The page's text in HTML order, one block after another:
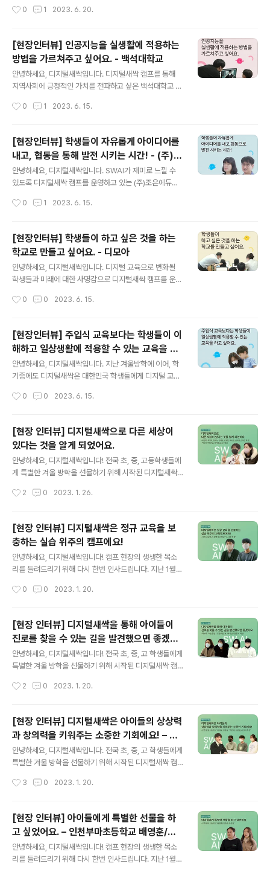
이미지 혹은 아래 링크를 클릭해주세요! ★콘텐츠 바로가
729 [부산대학교 디지털새싹 교육캠프 현장 인터뷰] 인성
과 사랑을 갖춘 강사진이 정확한 지식을 전 [부산대학교 디
지털새싹 교육캠프 현장 인터뷰] 인성과 사랑을 갖춘 강사
진이 정확한 지식을 전달하기 위해... blog.naver.com
0 1 2023. 6. 20.
[현장인터뷰] 인공지능을 실생활에 적용하는
방법을 가르쳐주고 싶어요. - 백석대학교
안녕하세요, 디지털새싹입니다. 디지털새싹 캠프를 통해
지역사회에 긍정적인 가치를 전파하고 싶은 백석대학교 인
크를 클릭해주세요! ★ 콘텐츠 바로가기 : https://blog.n
디지털새싹 교육캠프 현장 인터뷰] 인공지능을 실생활에
적용하는 방법을 가르쳐주 [백석대학교 디지털새싹 교육캠
프 현장 인터뷰] 인공지능을 실생활에 적용하는 방법을 가
르쳐주고 싶어요. ... blog.naver.com
0 1 2023. 6. 15.
[현장인터뷰] 학생들이 자유롭게 아이디어를
내고, 협동을 통해 발전 시키는 시간! - (주)조
은에듀테크
안녕하세요, 디지털새싹입니다. SWAI가 재미로 느낄 수
있도록 디지털새싹 캠프를 운영하고 있는 (주)조은에듀테
아래 링크를 클릭해주세요! ★ 콘텐츠 바로가기 : https://
은에듀테크 로봇타워 디지털새싹 교육캠프 현장 인터뷰]
학생들이 자유롭게 아이디어를 [(주)조은에듀테크 로봇타
워 디지털새싹 교육캠프 현장 인터뷰] 학생들이 자유롭게
아이디어를 내고, 협동... blog.naver.com
0 1 2023. 6. 15.
[현장인터뷰] 학생들이 하고 싶은 것을 하는
학교로 만들고 싶어요. - 디모아
안녕하세요, 디지털새싹입니다. 디지털 교육으로 변화될
학생들과 미래에 대한 사명감으로 디지털새싹 캠프를 운영
로 이미지 혹은 아래 링크를 클릭해주세요! ★ 콘텐츠 바로
4049 [디모아 저동초등학교 디지털새싹 교육캠프 현장
인터뷰] 학생들이 하고 싶은 것을 하는 학교를 [디모아 저
동초등학교 디지털새싹 교육캠프 현장 인터뷰] 학생들이
하고 싶은 것을 하는 학교를 만들고 싶... blog.naver.co
m
0 0 2023. 6. 15.
[현장인터뷰] 주입식 교육보다는 학생들이 이
해하고 일상생활에 적용할 수 있는 교육을 하
고 싶어요.
안녕하세요, 디지털새싹입니다. 지난 겨울방학에 이어, 학
기중에도 디지털새싹은 대한민국 학생들에게 디지털 교육
고 있습니다. 이번 디지털새싹 캠프에서는 어떻게 진행되
겠습니다. 궁금하시다면 지금 바로 이미지 혹은 아래 링크
를 클릭해주세요! ★ 콘텐츠 바로가기 : https://blog.nav
er.com/new_sac/223115233306 [어썸스쿨(컨소시
엄 글로랑) 지축초등학교 디지털새싹 교육캠프 현장 인터
뷰] 주입식 교육보다 [어썸스쿨(컨소시엄 글로랑) 지축초
다는 학생들이 ... blog.naver.com
0 0 2023. 6. 15.
[현장 인터뷰] 디지털새싹으로 다른 세상이
있다는 것을 알게 되었어요.
안녕하세요, 디지털새싹입니다! 전국 초, 중, 고등학생들에
게 특별한 겨울 방학을 선물하기 위해 시작된 디지털새싹
국에서 활발하게 진행되고 있습니다! 실제 캠프 현장의 생
여한 학교 관계자, 학생, 학부모님의 인터뷰를 소개합니다.
지난 1월 17일, 가천대학교에서 진행하는 집합형 프로그램
'아두이노로 식물 키워봐요!’ 와 ‘엔트리로 자동 자동차 코
딩해 봐요!’ 현장을 다녀왔어요! 가천대학교 디지털새싹 캠
프에 참여한 학생들과 학부모님들의 인터뷰 함께 읽어봐
기 계발의 원동력으로 삼겠다는 윤필영, 최현호 학생의 인
2 0 2023. 1. 26.
[현장 인터뷰] 디지털새싹은 정규 교육을 보
충하는 실습 위주의 캠프에요!
안녕하세요, 디지털새싹입니다! 캠프 현장의 생생한 목소
리를 들려드리기 위해 다시 한번 인사드립니다. 지난 1월 1
집합형 캠프 "인공지능 스피커" 캠프가 진행되었는데요. 오
교 김병식 선생님과 조지훈 학생의 인터뷰를 준비했습니
다. 아산고등학교 프로그래밍 동아리 '인크루트'에서 지도
교사 김병식 선생님의 지휘아래 모두 함께 디지털새싹 캠
프에 참여하게 되었다고 하는데요. 자세한 내용은 아래 영
상을 통해 확인해 보시죠! 아산고등학교의 김병식 선생님,
친숙한 형태로 다가가 소프트웨어·인공지능에 흥미를 가질
0 0 2023. 1. 20.
[현장 인터뷰] 디지털새싹을 통해 아이들이
진로를 찾을 수 있는 길을 발견했으면 좋겠어
요 – 학부모 이선영/조승희님, 박시현/장준서
학생-
안녕하세요, 디지털새싹입니다! 전국 초, 중, 고 학생들에게
특별한 겨울 방학을 선물하기 위해 시작된 디지털새싹 캠
에서 활발하게 진행되고 있습니다! 실제 캠프 현장의 생생
한 학교 관계자, 학생, 학부모님의 인터뷰를 소개해드리려
합니다. 지난 1월 11일, 화성 YBM 연수원에서 맘이랜서의
집합형 프로그램 ‘SW.AI 사이언스 챌린지 해커톤’의 첫번
째 캠프가 시작되었어요! 맘이랜서 디지털새싹 캠프에 참
여한 학생들과 학부모님들의 인터뷰 지금 바로 만나볼까
새싹 캠프를 통해 진로나 새로운 관심사를 발견하기를 바
2 0 2023. 1. 20.
[현장 인터뷰] 디지털새싹은 아이들의 상상력
과 창의력을 키워주는 소중한 기회에요! – 이
재웅 선생님, 최민서/김강일/김민아 학생-
안녕하세요, 디지털새싹입니다. 전국 초, 중, 고 학생들에게
특별한 겨울 방학을 선물하기 위해 시작된 디지털새싹 캠
의 운영기관에서 준비한 다양한 캠프들이 전국에서 활발하
소리 또한 궁금하셨을 여러분들을 위해 캠프에 참여한 학
교 관계자, 학생들의 인터뷰를 담아왔어요. 지난 1월 10일,
인천경원초등학교에서는 공주교육대학교의 방문형 프로그
램 "만들면서 배우는 로봇코딩 교실"이 진행됐는데요. 인천
경원초등학교 이재웅 선생님, 최민서 학생, 김강일 학생, 김
3 0 2023. 1. 20.
[현장 인터뷰] 아이들에게 특별한 선물을 하
고 싶었어요. – 인천부마초등학교 배영훈/이
주영 선생님
안녕하세요, 디지털새싹입니다! 캠프 현장의 생생한 목소
리를 들려드리기 위해 다시 한번 인사드립니다. 지난 1월 6